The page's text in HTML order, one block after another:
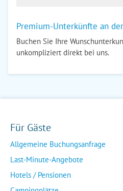
Premium-Unterkünfte an
Buchen Sie Ihre
unkompliziert direkt bei uns.
Für Gäste
Allgemeine Buchungsanfrage
Last-Minute-Angebote
Hotels / Pensionen